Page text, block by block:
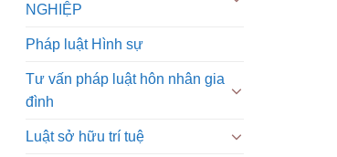
NGHIỆP
Pháp luật Hình sự
Tư vấn pháp luật hôn nhân gia
đình
Luật sở hữu trí tuệ